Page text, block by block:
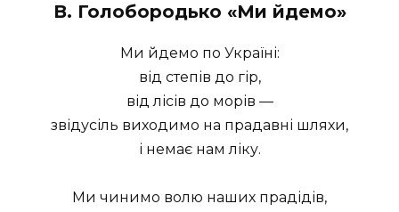
В. Голобородько «Ми йдемо»
Ми йдемо по Україні:
від степів до гір,
від лісів до морів —
звідусіль виходимо на прадавні шляхи,
і немає нам ліку.
Ми чинимо волю наших прадідів,